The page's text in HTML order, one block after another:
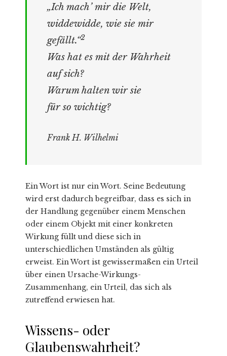
„Ich mach’ mir die Welt,
widdewidde, wie sie mir
gefällt.“2
Was hat es mit der Wahrheit
auf sich?
Warum halten wir sie
für so wichtig?
Frank H. Wilhelmi
Ein Wort ist nur ein Wort. Seine Bedeutung
wird erst dadurch begreifbar, dass es sich in
der Handlung gegenüber einem Menschen
oder einem Objekt mit einer konkreten
Wirkung füllt und diese sich in
unterschiedlichen Umständen als gültig
erweist. Ein Wort ist gewissermaßen ein Urteil
über einen Ursache-Wirkungs-
Zusammenhang, ein Urteil, das sich als
zutreffend erwiesen hat.
Wissens- oder
Glaubenswahrheit?